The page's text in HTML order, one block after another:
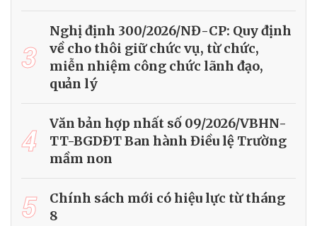
3
Nghị định 300/2026/NĐ-CP: Quy định
về cho thôi giữ chức vụ, từ chức,
miễn nhiệm công chức lãnh đạo,
quản lý
4
Văn bản hợp nhất số 09/2026/VBHN-
TT-BGDĐT Ban hành Điều lệ Trường
mầm non
5
Chính sách mới có hiệu lực từ tháng
8